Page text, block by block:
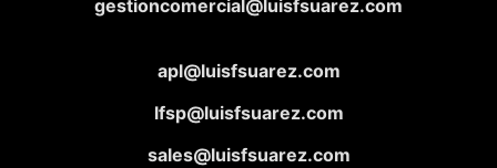
gestioncomercial@luisfsuarez.com
apl@luisfsuarez.com
lfsp@luisfsuarez.com
sales@luisfsuarez.com